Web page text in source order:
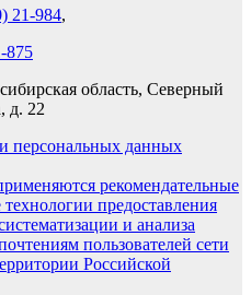
21-984,
875
область, Северный
д. 22
персональных данных
рекомендательные
предоставления
и анализа
пользователей сети
Российской